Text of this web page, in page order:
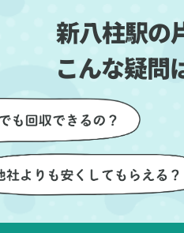
かったです。作業が終わっ
には、こちらからお願いし
ても部屋を簡単に清掃して
だけたのも好印象でした。
さらに、分別の仕方やリサ
ル可能なものについても教
いただき、今後の片付けに
立つ知識が増えました。ま
新八柱駅の
こんな疑問